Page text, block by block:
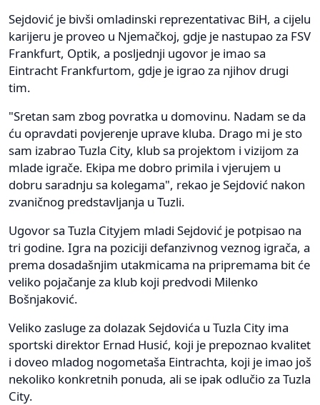
Sejdović je bivši omladinski reprezentativac BiH, a cijelu
karijeru je proveo u Njemačkoj, gdje je nastupao za FSV
Frankfurt, Optik, a posljednji ugovor je imao sa
Eintracht Frankfurtom, gdje je igrao za njihov drugi
tim.
"Sretan sam zbog povratka u domovinu. Nadam se da
ću opravdati povjerenje uprave kluba. Drago mi je sto
sam izabrao Tuzla City, klub sa projektom i vizijom za
mlade igrače. Ekipa me dobro primila i vjerujem u
dobru saradnju sa kolegama", rekao je Sejdović nakon
zvaničnog predstavljanja u Tuzli.
Ugovor sa Tuzla Cityjem mladi Sejdović je potpisao na
tri godine. Igra na poziciji defanzivnog veznog igrača, a
prema dosadašnjim utakmicama na pripremama bit će
veliko pojačanje za klub koji predvodi Milenko
Bošnjaković.
Veliko zasluge za dolazak Sejdovića u Tuzla City ima
sportski direktor Ernad Husić, koji je prepoznao kvalitet
i doveo mladog nogometaša Eintrachta, koji je imao još
nekoliko konkretnih ponuda, ali se ipak odlučio za Tuzla
City.